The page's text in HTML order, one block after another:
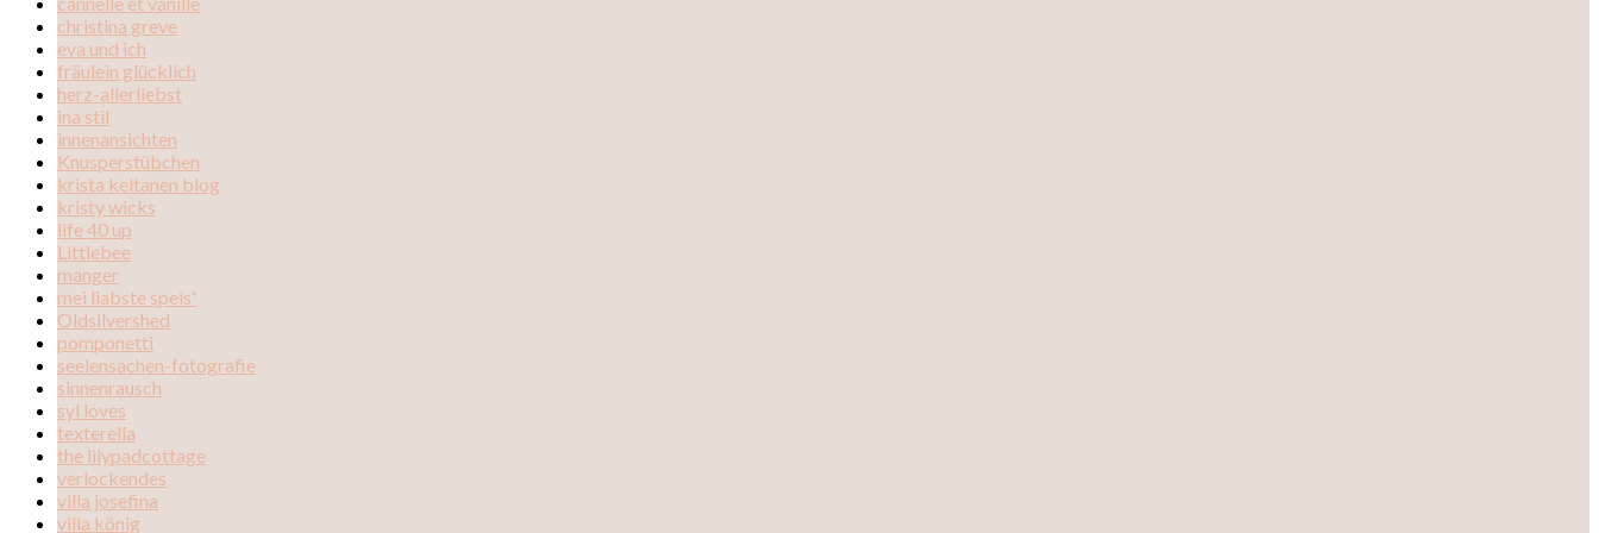
christina greve
eva und ich
fräulein glücklich
herz-allerliebst
ina stil
innenansichten
Knusperstübchen
krista keltanen blog
kristy wicks
life 40 up
Littlebee
manger
mei liabste speis'
Oldsilvershed
pomponetti
seelensachen-fotografie
sinnenrausch
syl loves
texterella
the lilypadcottage
verlockendes
villa josefina
villa könig